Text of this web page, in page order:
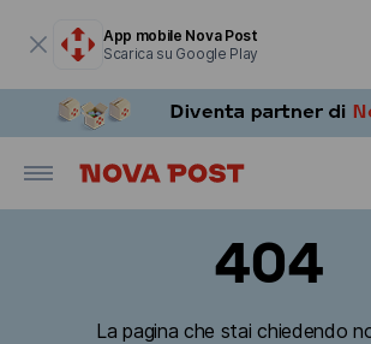
App mobile Nova Post
Scarica su Google Play
404
La pagina che stai chiedendo